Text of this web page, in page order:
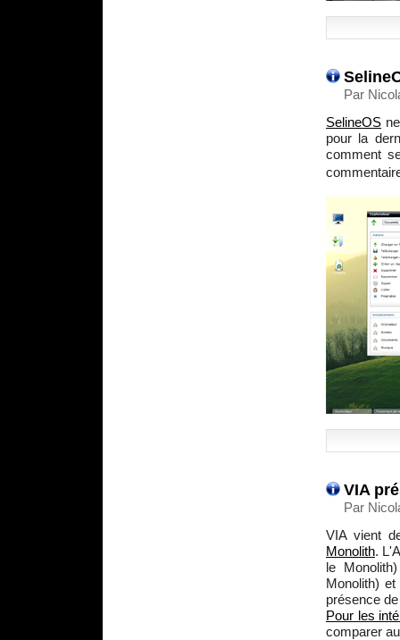
Par
SelineOS
pour la
comment
VIA
Par
VIA vient
Monolith.
le
Monolith)
présence
Pour les
comparer